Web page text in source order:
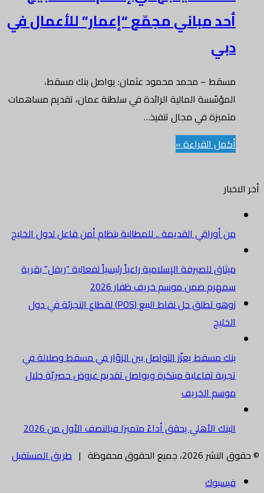
أحد مباني مجمّع “إعمار” للأعمال في
دبي
مسقط – محمد محمود عثمان: يواصل بنك مسقط،
المؤسّسة المالية الرائدة في سلطنة عمان، تقديم مساهمات
متميزة في مجال تنفيذ…
أكمل القراءة »
أخر الاخبار
من أوراقي القديمة .. للمطالبة بنظام أمن فاعل لدول الخليج
ميثاق للصيرفة الإسلامية راعياً رئيسياً لفعالية “ريفل” بقرية
سمهرم ضمن موسم خريف ظفار 2026
زوهو تطلق حل نقاط البيع (POS) لقطاع التجزئة في دول
الخليج
بنك مسقط يعزّز التواصل بين الزوّار في مسقط وصلالة في
تجربة تفاعلية مبتكرة ويواصل تقديم عروض حصريّة خلال
موسم الخريف
البنك الأهلي يحقق أداءً متميزا فيالنصف الأول من 2026
© حقوق النشر 2026، جميع الحقوق محفوظة |
طريق المستقبل
فيسبوك